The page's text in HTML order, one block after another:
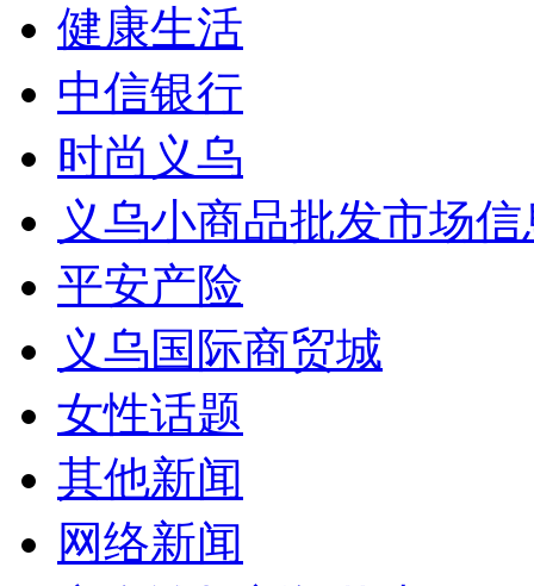
健康生活
中信银行
时尚义乌
义乌小商品批发市场
平安产险
义乌国际商贸城
女性话题
其他新闻
网络新闻